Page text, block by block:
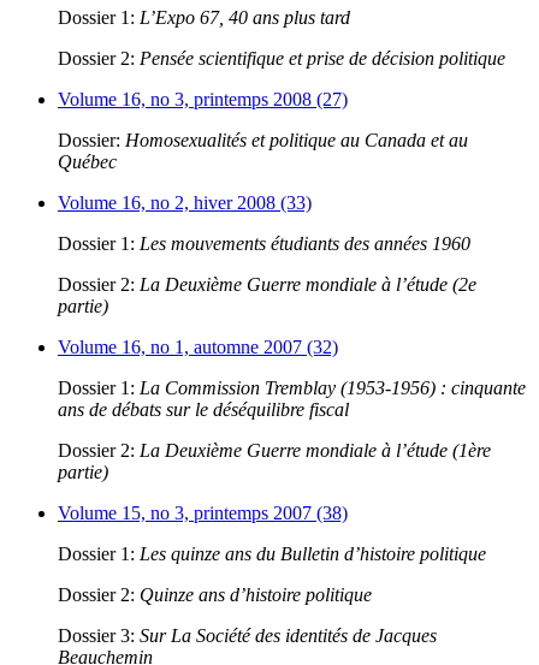
Dossier 1: L’Expo 67, 40 ans plus tard
Dossier 2: Pensée scientifique et prise de décision politique
Volume 16, no 3, printemps 2008 (27)
Dossier: Homosexualités et politique au Canada et au
Québec
Volume 16, no 2, hiver 2008 (33)
Dossier 1: Les mouvements étudiants des années 1960
Dossier 2: La Deuxième Guerre mondiale à l’étude (2e
partie)
Volume 16, no 1, automne 2007 (32)
Dossier 1: La Commission Tremblay (1953-1956) : cinquante
ans de débats sur le déséquilibre fiscal
Dossier 2: La Deuxième Guerre mondiale à l’étude (1ère
partie)
Volume 15, no 3, printemps 2007 (38)
Dossier 1: Les quinze ans du Bulletin d’histoire politique
Dossier 2: Quinze ans d’histoire politique
Dossier 3: Sur La Société des identités de Jacques
Beauchemin